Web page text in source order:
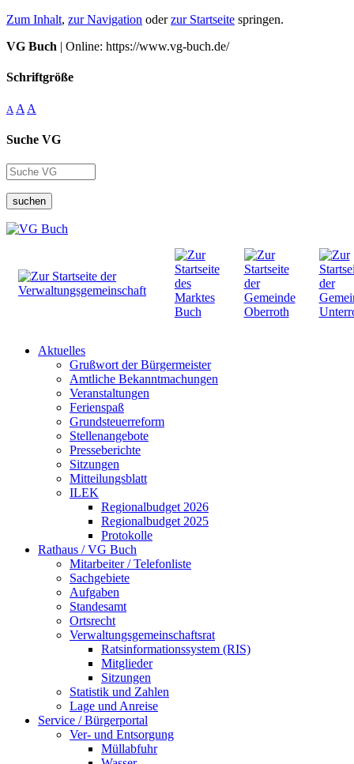
Zum Inhalt, zur Navigation oderzur Startseite springen.
VG Buch | Online: https://www.vg-buch.de/
Schriftgröße
A A A
Suche VG
suchen
Aktuelles
Grußwort der Bürgermeister
Amtliche Bekanntmachungen
Veranstaltungen
Ferienspaß
Grundsteuerreform
Stellenangebote
Presseberichte
Sitzungen
Mitteilungsblatt
ILEK
Regionalbudget 2026
Regionalbudget 2025
Protokolle
Rathaus / VG Buch
Mitarbeiter / Telefonliste
Sachgebiete
Aufgaben
Standesamt
Ortsrecht
Verwaltungsgemeinschaftsrat
Ratsinformationssystem (RIS)
Mitglieder
Sitzungen
Statistik und Zahlen
Lage und Anreise
Service / Bürgerportal
Ver- und Entsorgung
Müllabfuhr